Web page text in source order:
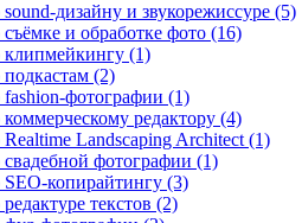
дизайну и звукорежиссуре (5)
и обработке фото (16)
(1)
(2)
фотографии (1)
редактору (4)
Landscaping Architect (1)
фотографии (1)
копирайтингу (3)
текстов (2)